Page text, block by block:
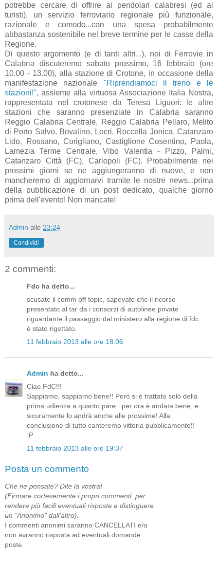
potrebbe cercare di offrire ai pendolari calabresi (ed ai
turisti), un servizio ferroviario regionale più funzionale,
razionale e comodo...con una spesa probabilmente
abbastanza sostenibile nel breve termine per le casse della
Regione.
Di questo argomento (e di tanti altri...), noi di Ferrovie in
Calabria discuteremo sabato prossimo, 16 febbraio (ore
10.00 - 13.00), alla stazione di Crotone, in occasione della
manifestazione nazionale "Riprendiamoci il treno e le
stazioni!", assieme alla virtuosa Associazione Italia Nostra,
rappresentata nel crotonese da Teresa Liguori: le altre
stazioni che saranno presenziate in Calabria saranno
Reggio Calabria Centrale, Reggio Calabria Pellaro, Melito
di Porto Salvo, Bovalino, Locri, Roccella Jonica, Catanzaro
Lido, Rossano, Corigliano, Castiglione Cosentino, Paola,
Lamezia Terme Centrale, Vibo Valentia - Pizzo, Palmi,
Catanzaro Città (FC), Carlopoli (FC). Probabilmente nei
prossimi giorni se ne aggiungeranno di nuove, e non
mancheremo di aggiornarvi tramite le nostre news...prima
della pubblicazione di un post dedicato, qualche giorno
prima dell'evento! Non mancate!
Admin alle 23:24
Condividi
2 commenti:
Fdc ha detto...
scusate il comm off topic, sapevate che il ricorso
presentato al tar da i consorzi di autolinee private
riguardante il passaggio dal ministero alla regione di fdc
è stato rigettato.
11 febbraio 2013 alle ore 18:06
Admin ha detto...
Ciao FdC!!!
Sappiamo, sappiamo bene!! Però si è trattato solo della
prima udienza a quanto pare...per ora è andata bene, e
sicuramente lo andrà anche alle prossime! Alla
conclusione di tutto canteremo vittoria pubblicamente!!
:P
11 febbraio 2013 alle ore 19:37
Posta un commento
Che ne pensate? Dite la vostra!
(Firmare cortesemente i propri commenti, per
rendere più facili eventuali risposte e distinguere
un "Anonimo" dall'altro).
I commenti anonimi saranno CANCELLATI e/o
non avranno risposta ad eventuali domande
poste.